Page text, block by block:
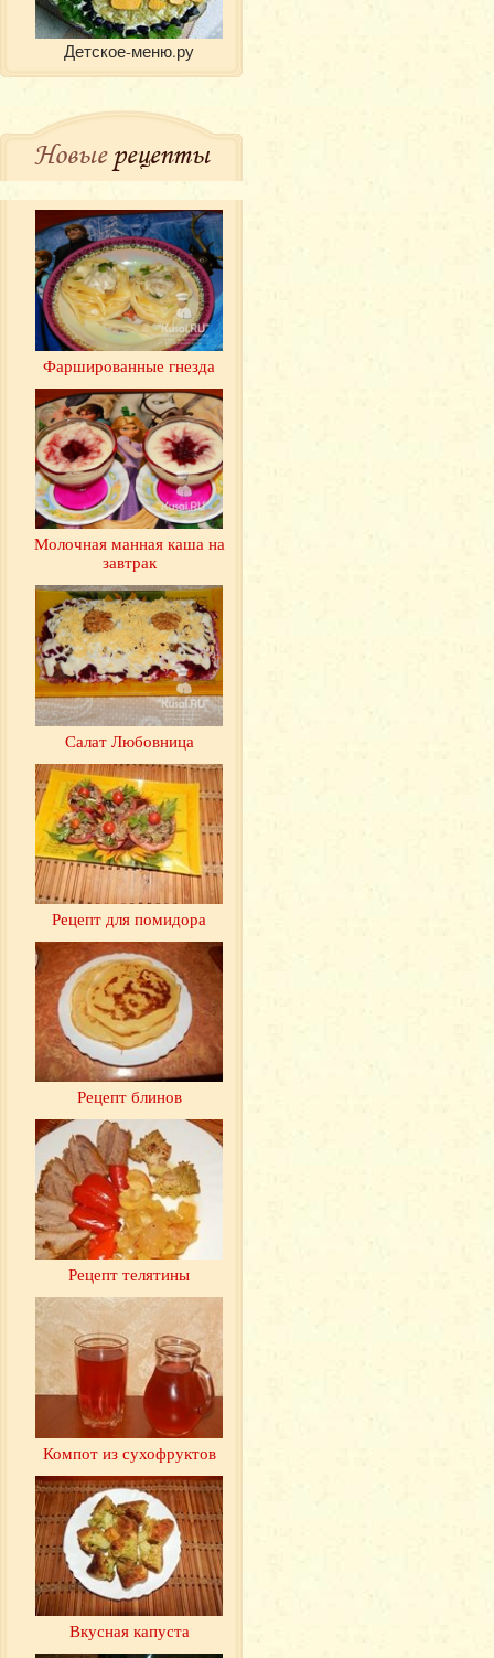
Детское-меню.ру
Новыерецепты
Фаршированные гнезда
Молочная манная каша на
завтрак
Салат Любовница
Рецепт для помидора
Рецепт блинов
Рецепт телятины
Компот из сухофруктов
Вкусная капуста